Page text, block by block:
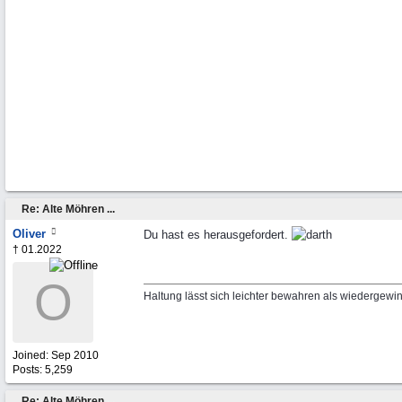
Re: Alte Möhren ...
Oliver
† 01.2022
O
Joined: Sep 2010
Posts: 5,259
Du hast es herausgefordert.
Haltung lässt sich leichter bewahren als